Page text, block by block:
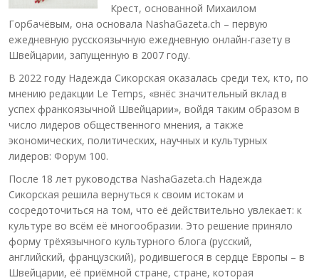
Крест, основанной Михаилом
Горбачёвым, она основала NashaGazeta.ch – первую
ежедневную русскоязычную ежедневную онлайн-газету в
Швейцарии, запущенную в 2007 году.
В 2022 году Надежда Сикорская оказалась среди тех, кто, по
мнению редакции Le Temps, «внёс значительный вклад в
успех франкоязычной Швейцарии», войдя таким образом в
число лидеров общественного мнения, а также
экономических, политических, научных и культурных
лидеров: Форум 100.
После 18 лет руководства NashaGazeta.ch Надежда
Сикорская решила вернуться к своим истокам и
сосредоточиться на том, что её действительно увлекает: к
культуре во всём её многообразии. Это решение приняло
форму трёхязычного культурного блога (русский,
английский, французский), родившегося в сердце Европы – в
Швейцарии, её приёмной стране, стране, которая